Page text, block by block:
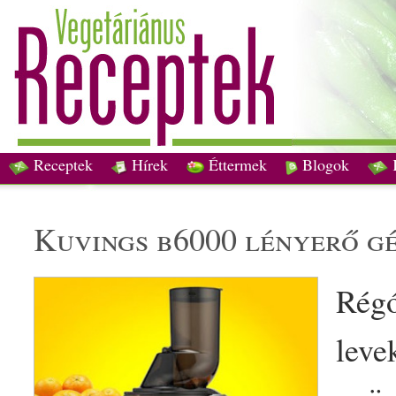
Receptek Hírek Éttermek Blogok
kuvings b6000 lényerő